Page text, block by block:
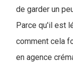
de garder un
Parce qu'il est
comment cela
en agence